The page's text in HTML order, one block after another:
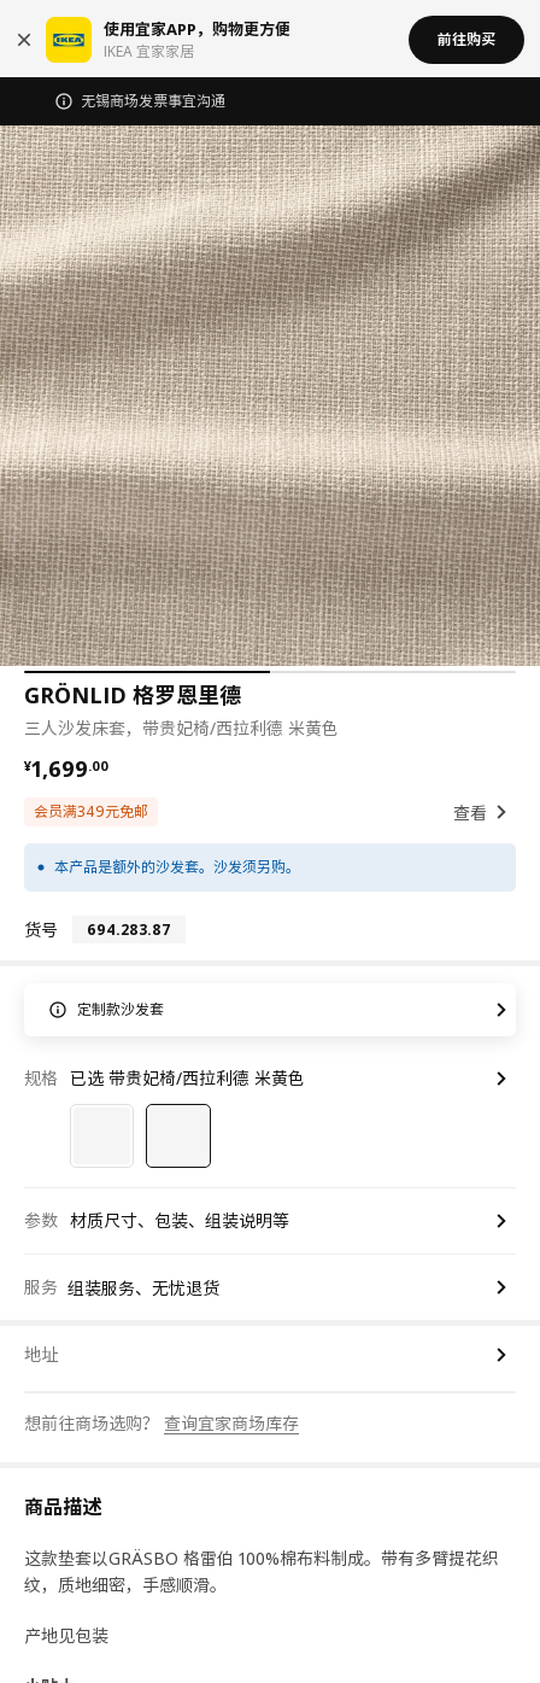
使用宜家APP，购物更方便
IKEA 宜家家居
前往购买
无锡商场发票事宜沟通
GRÖNLID 格罗恩里德
三人沙发床套，带贵妃椅/西拉利德 米黄色
¥1,699.00
¥ 1699.00
会员满349元免邮 查看
本产品是额外的沙发套。沙发须另购。
货号 694.283.87
定制款沙发套
规格 已选 带贵妃椅/西拉利德 米黄色
参数 材质尺寸、包装、组装说明等
服务 组装服务、无忧退货
地址
想前往商场选购？ 查询宜家商场库存
商品描述
这款垫套以GRÄSBO 格雷伯 100%棉布料制成。带有多臂提花织
纹，质地细密，手感顺滑。
产地见包装